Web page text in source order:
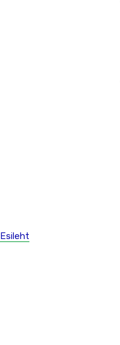
Esileht